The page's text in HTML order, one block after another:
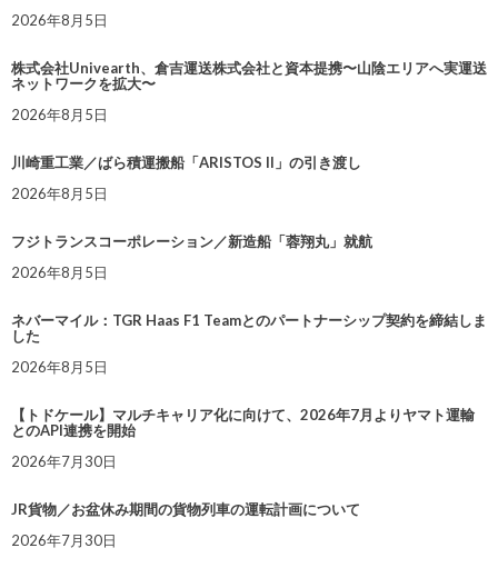
2026年8月5日
株式会社Univearth、倉吉運送株式会社と資本提携〜山陰エリアへ実運送
ネットワークを拡大〜
2026年8月5日
川崎重工業／ばら積運搬船「ARISTOS II」の引き渡し
2026年8月5日
フジトランスコーポレーション／新造船「蓉翔丸」就航
2026年8月5日
ネバーマイル：TGR Haas F1 Teamとのパートナーシップ契約を締結しま
した
2026年8月5日
【トドケール】マルチキャリア化に向けて、2026年7月よりヤマト運輸
とのAPI連携を開始
2026年7月30日
JR貨物／お盆休み期間の貨物列車の運転計画について
2026年7月30日